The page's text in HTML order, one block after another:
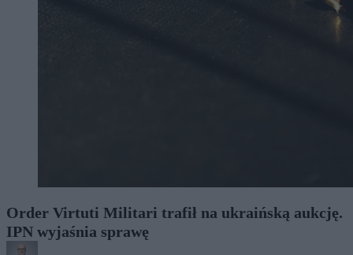
Order Virtuti Militari trafił na ukraińską aukcję.
IPN wyjaśnia sprawę